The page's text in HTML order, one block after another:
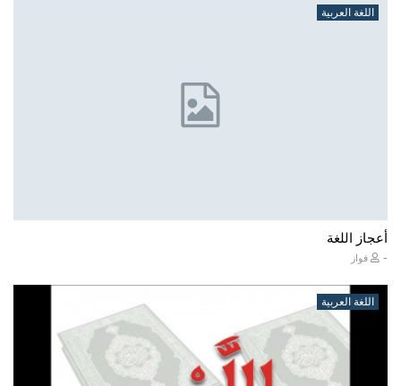
اللغة العربية
أعجاز اللغة
- فواز
اللغة العربية